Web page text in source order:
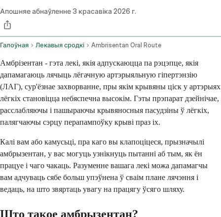
Апошняе абнаўленне3 красавіка 2026 г.
Галоўная Лекавыя сродкі Ambrisentan Oral Route
Амбрізентан - гэта лекі, якія адпускаюцца па рэцэпце, якія
дапамагаюць лячыць лёгачную артэрыяльную гіпертэнзію
(ЛАГ), сур'ёзнае захворванне, пры якім крывяны ціск у артэрыях
лёгкіх становіцца небяспечна высокім. Гэты прэпарат дзейнічае,
расслабляючы і пашыраючы крывяносныя пасудзіны ў лёгкіх,
палягчаючы сэрцу перапампоўку крыві праз іх.
Калі вам або камусьці, пра каго вы клапоціцеся, прызначылі
амбрызентан, у вас могуць узнікнуць пытанні аб тым, як ён
працуе і чаго чакаць. Разуменне вашага лекі можа дапамагчы
вам адчуваць сябе больш упэўнена ў сваім плане лячэння і
ведаць, на што звяртаць увагу на працягу ўсяго шляху.
Што такое амбрызентан?